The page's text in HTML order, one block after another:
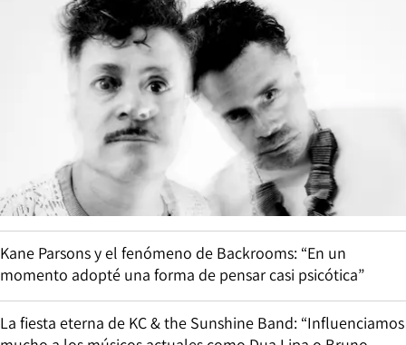
Kane Parsons y el fenómeno de Backrooms: “En un
momento adopté una forma de pensar casi psicótica”
La fiesta eterna de KC & the Sunshine Band: “Influenciamos